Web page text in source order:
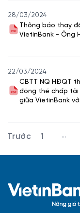
28/03/2024
Thông báo thay
VietinBank - Ông
22/03/2024
CBTT NQ HĐQT
đồng thế chấp tài
giữa VietinBank
1 ...